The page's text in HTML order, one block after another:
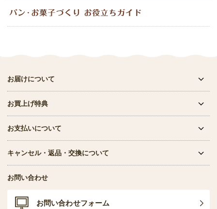
お届けについて
お買上げ特典
お支払いについて
キャンセル・返品・交換について
お問い合わせ
お問い合わせフォーム